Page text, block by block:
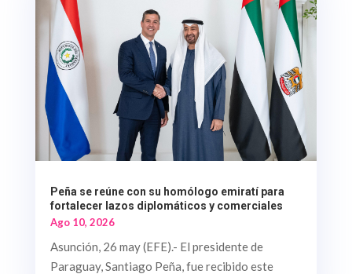
Peña se reúne con su homólogo emiratí para
fortalecer lazos diplomáticos y comerciales
Ago 10, 2026
Asunción, 26 may (EFE).- El presidente de
Paraguay, Santiago Peña, fue recibido este